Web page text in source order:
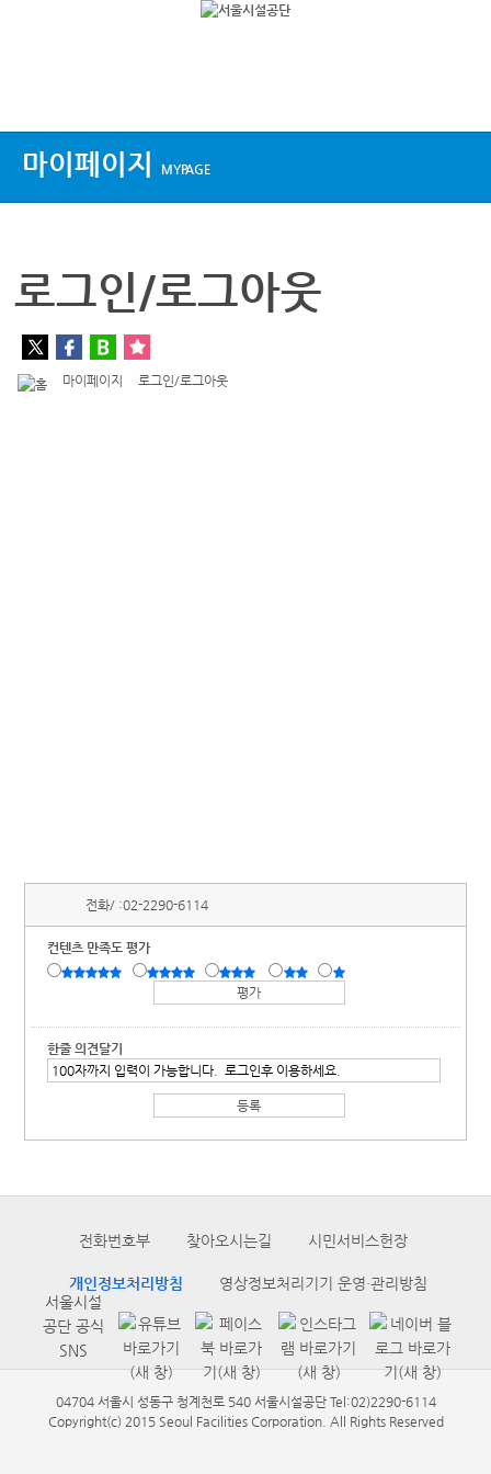
마이페이지 MYPAGE
로그인/로그아웃
마이페이지 로그인/로그아웃
전화/ :02-2290-6114
컨텐츠 만족도 평가
한줄 의견달기
전화번호부 찾아오시는길 시민서비스헌장
개인정보처리방침
영상정보처리기기 운영·관리방침
서울시설
공단 공식
SNS
04704 서울시 성동구 청계천로 540 서울시설공단 Tel:02)2290-6114
Copyright(c) 2015 Seoul Facilities Corporation. All Rights Reserved